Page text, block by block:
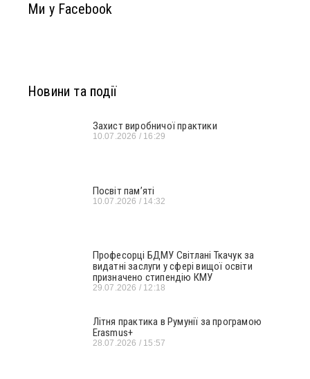
Ми у Facebook
Новини та події
Захист виробничої практики
10.07.2026 16:29
Посвіт пам’яті
10.07.2026 14:32
Професорці БДМУ Світлані Ткачук за
видатні заслуги у сфері вищої освіти
призначено стипендію КМУ
29.07.2026 12:18
Літня практика в Румунії за програмою
Erasmus+
28.07.2026 15:57